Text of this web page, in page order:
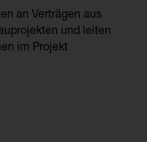
an Verträgen aus
und leiten
im Projekt